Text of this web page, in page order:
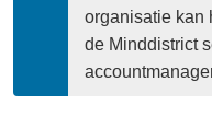
organisatie kan
de Minddistrict